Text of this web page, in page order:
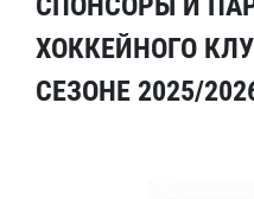
ХОККЕЙНОГО
СЕЗОНЕ 2025/